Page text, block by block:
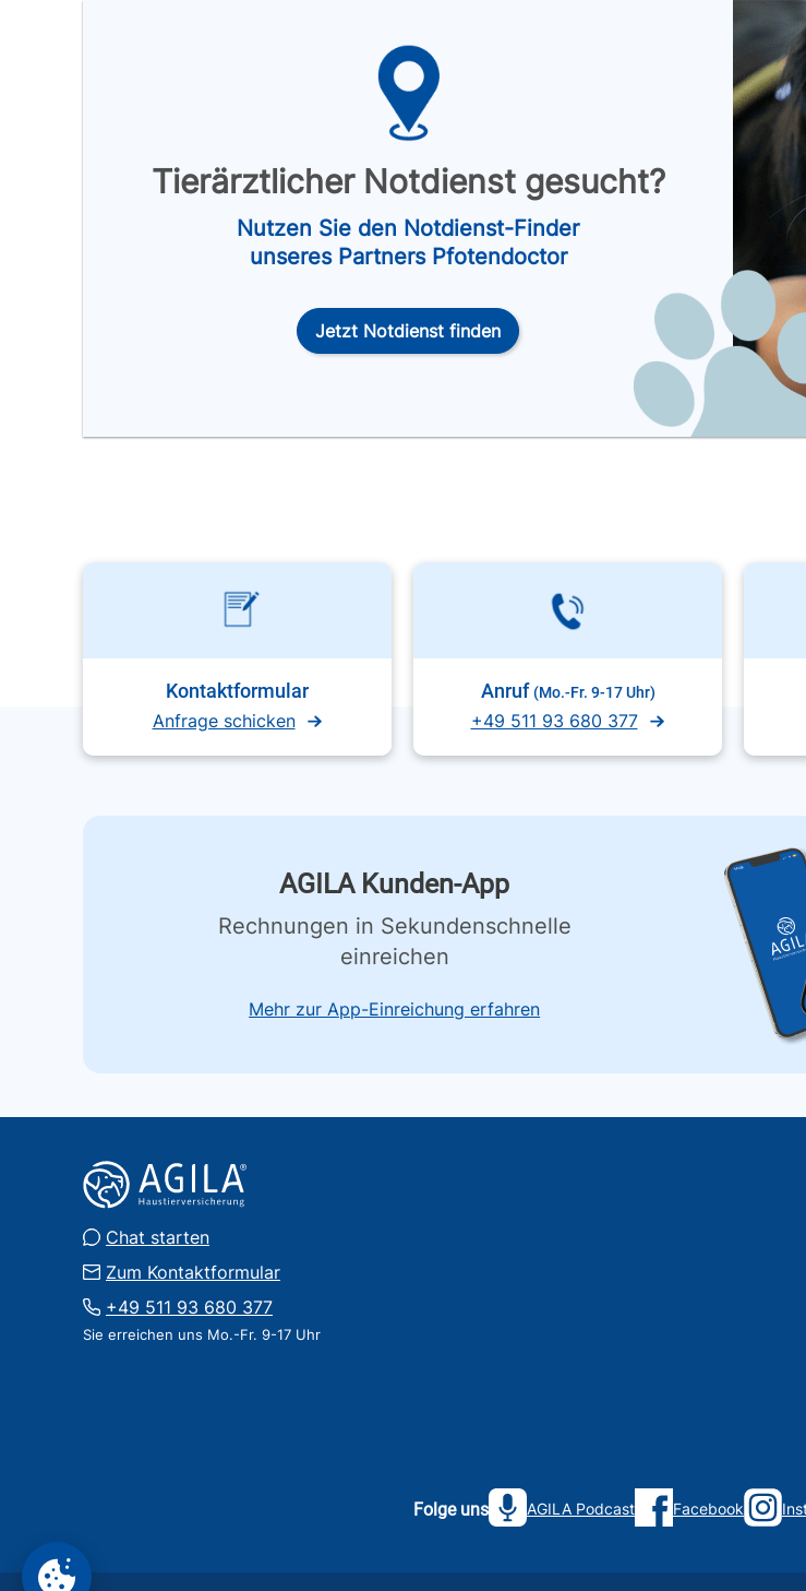
Tierärztlicher Notdienst gesucht?
Nutzen Sie den Notdienst-Finder
unseres Partners Pfotendoctor
Jetzt Notdienst finden
Kontaktformular
Anfrage schicken
Anruf (Mo.-Fr. 9-17 Uhr)
+49 511 93 680 377
AGILA Kunden-App
Rechnungen in Sekundenschnelle
einreichen
Mehr zur App-Einreichung erfahren